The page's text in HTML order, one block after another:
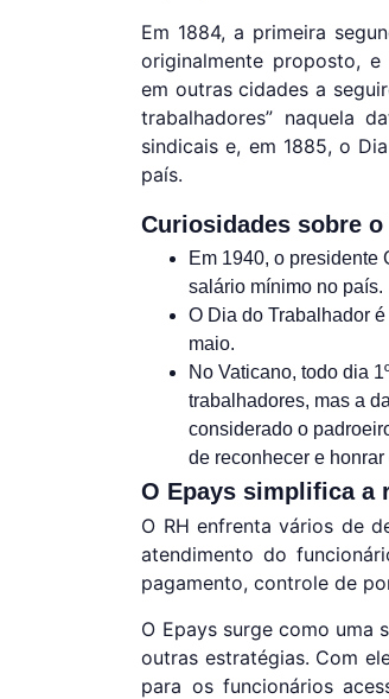
Em 1884, a primeira
originalmente proposto,
em outras cidades a
trabalhadores” naquela
sindicais e, em 1885, o
país.
Curiosidades sobre
Em 1940, o presidente
salário mínimo no país.
O Dia do Trabalhador
maio.
No Vaticano, todo dia
trabalhadores, mas a
considerado o
de reconhecer e
O Epays simplifica a
O RH enfrenta vários de
atendimento do
pagamento, controle de
O Epays surge como uma
outras estratégias. Com
para os funcionários